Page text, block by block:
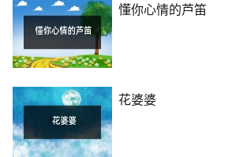
懂你心情的芦笛
花婆婆